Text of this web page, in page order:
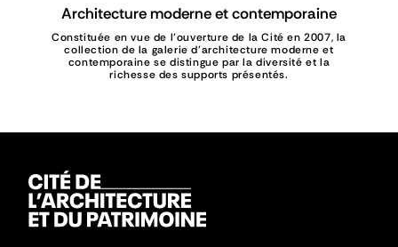
Architecture moderne et contemporaine
Constituée en vue de l’ouverture de la Cité en 2007, la
collection de la galerie d’architecture moderne et
contemporaine se distingue par la diversité et la
richesse des supports présentés.